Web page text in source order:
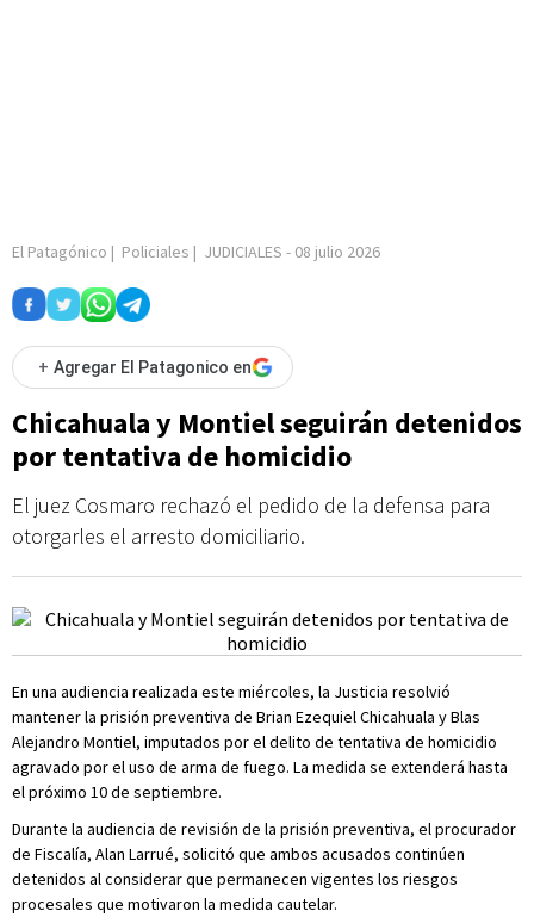
El Patagónico | Policiales | JUDICIALES - 08 julio 2026
+ Agregar El Patagonico en
Chicahuala y Montiel seguirán detenidos
por tentativa de homicidio
El juez Cosmaro rechazó el pedido de la defensa para
otorgarles el arresto domiciliario.
En una audiencia realizada este miércoles, la Justicia resolvió
mantener la prisión preventiva de Brian Ezequiel Chicahuala y Blas
Alejandro Montiel, imputados por el delito de tentativa de homicidio
agravado por el uso de arma de fuego. La medida se extenderá hasta
el próximo 10 de septiembre.
Durante la audiencia de revisión de la prisión preventiva, el procurador
de Fiscalía, Alan Larrué, solicitó que ambos acusados continúen
detenidos al considerar que permanecen vigentes los riesgos
procesales que motivaron la medida cautelar.